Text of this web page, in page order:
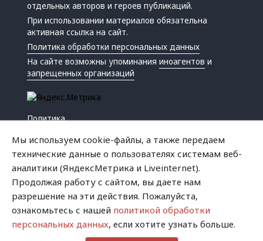
отдельных авторов и героев публикаций.
При использовании материалов обязательна
активная ссылка на сайт.
Политика обработки персональных данных
На сайте возможны упоминанияиноагентов и
запрещенных организаций
Политика
Криминал
Успех
Хватит это терпеть
Мы используем cookie-файлы, а также передаем
технические данные о пользователях системам веб-
аналитики (ЯндексМетрика и Liveinternet).
Продолжая работу с сайтом, вы даете нам
разрешение на эти действия. Пожалуйста,
ознакомьтесь с нашей политикой обработки
персональных данных, если хотите узнать больше.